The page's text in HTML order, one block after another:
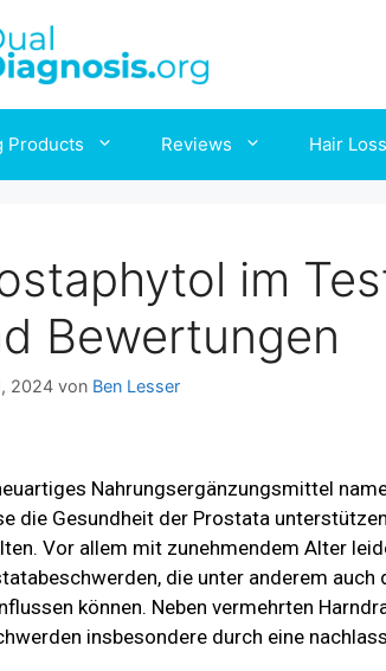
Products Reviews Hair Loss
im
Bewertungen
2024 von Ben Lesser
Nahrungsergänzungsmittel
die Gesundheit der Prostata
Vor allem mit zunehmendem Alter
die unter anderem auch
können. Neben vermehrten
insbesondere durch eine